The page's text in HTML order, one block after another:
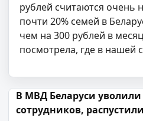
рублей считаются очень
почти 20% семей в
чем на 300 рублей в
посмотрела, где в нашей
Навігацыя па
В МВД Беларуси уволили
сотрудников,